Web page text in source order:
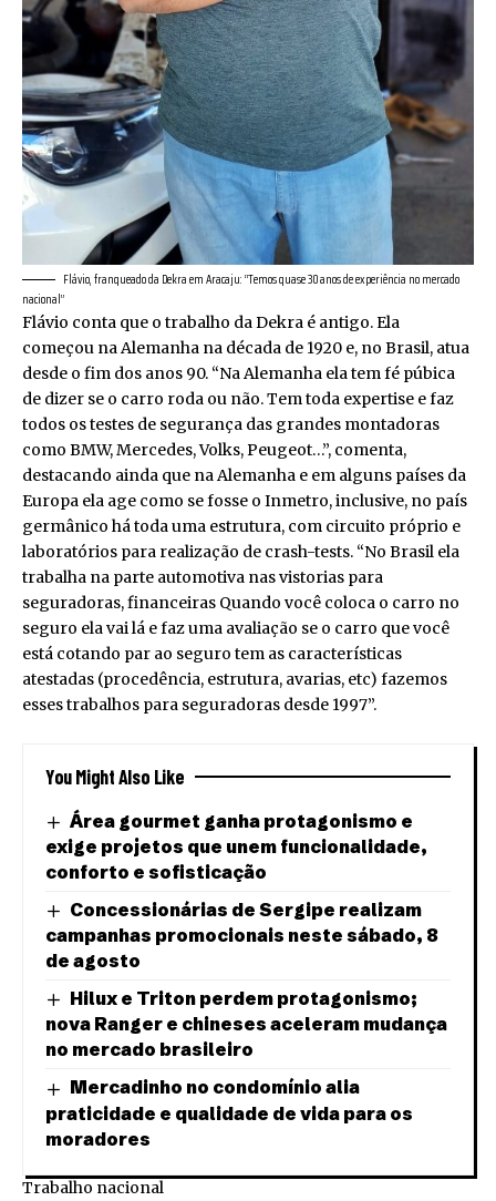
Flávio, franqueado da Dekra em Aracaju: “Temos quase 30 anos de experiência no mercado
nacional”
Flávio conta que o trabalho da Dekra é antigo. Ela
começou na Alemanha na década de 1920 e, no Brasil, atua
desde o fim dos anos 90. “Na Alemanha ela tem fé púbica
de dizer se o carro roda ou não. Tem toda expertise e faz
todos os testes de segurança das grandes montadoras
como BMW, Mercedes, Volks, Peugeot…”, comenta,
destacando ainda que na Alemanha e em alguns países da
Europa ela age como se fosse o Inmetro, inclusive, no país
germânico há toda uma estrutura, com circuito próprio e
laboratórios para realização de crash-tests. “No Brasil ela
trabalha na parte automotiva nas vistorias para
seguradoras, financeiras Quando você coloca o carro no
seguro ela vai lá e faz uma avaliação se o carro que você
está cotando par ao seguro tem as características
atestadas (procedência, estrutura, avarias, etc) fazemos
esses trabalhos para seguradoras desde 1997”.
You Might Also Like
Área gourmet ganha protagonismo e
exige projetos que unem funcionalidade,
conforto e sofisticação
Concessionárias de Sergipe realizam
campanhas promocionais neste sábado, 8
de agosto
Hilux e Triton perdem protagonismo;
nova Ranger e chineses aceleram mudança
no mercado brasileiro
Mercadinho no condomínio alia
praticidade e qualidade de vida para os
moradores
Trabalho nacional